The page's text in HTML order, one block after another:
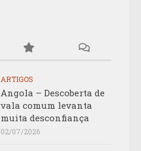
ARTIGOS
Angola – Descoberta de
vala comum levanta
muita desconfiança
02/07/2026